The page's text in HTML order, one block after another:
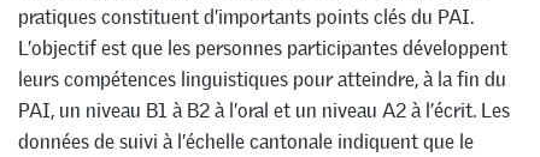
pratiques constituent d’importants points clés du PAI.
L’objectif est que les personnes participantes développent
leurs compétences linguistiques pour atteindre, à la fin du
PAI, un niveau B1 à B2 à l’oral et un niveau A2 à l’écrit. Les
données de suivi à l’échelle cantonale indiquent que le